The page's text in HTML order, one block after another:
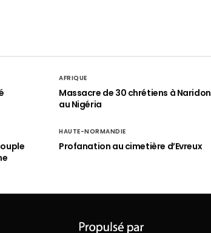
AFRIQUE
Massacre de 30 chrétiens à Naridon
au Nigéria
HAUTE-NORMANDIE
Profanation au cimetière d’Evreux